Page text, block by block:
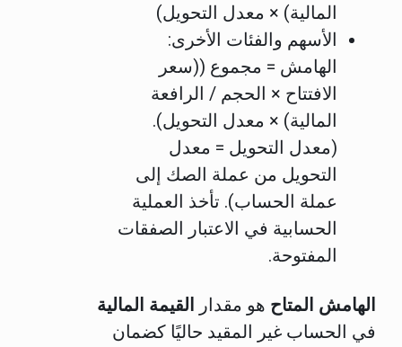
المالية) × معدل التحويل)
الأسهم والفئات الأخرى:
الهامش = مجموع ((سعر
الافتتاح × الحجم / الرافعة
المالية) × معدل التحويل).
(معدل التحويل = معدل
التحويل من عملة الصك إلى
عملة الحساب). تأخذ العملية
الحسابية في الاعتبار الصفقات
المفتوحة.
الهامش المتاح هو مقدار
القيمة المالية
في الحساب غير المقيد حاليًا كضمان